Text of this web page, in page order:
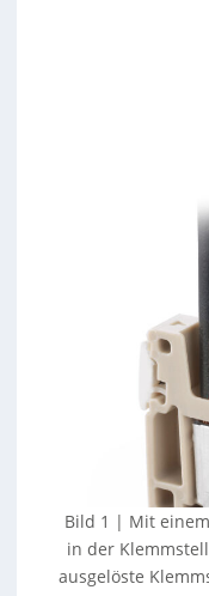
Bild 1 | Mit
in der
ausgelöste